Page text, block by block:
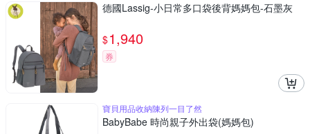
德國Lassig-小日常多口袋後背媽媽包-石墨灰
$1,940
券
寶貝用品收納陳列一目了然
BabyBabe 時尚親子外出袋(媽媽包)